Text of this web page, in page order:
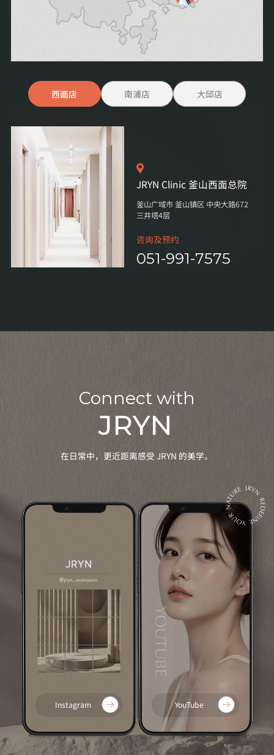
西面店 南浦店 大邱店
JRYN Clinic 釜山西面总院
釜山广域市 釜山镇区 中央大路672
三井塔4层
咨询及预约
051-991-7575
Connect with
JRYN
在日常中，更近距离感受 JRYN 的美学。
Instagram YouTube